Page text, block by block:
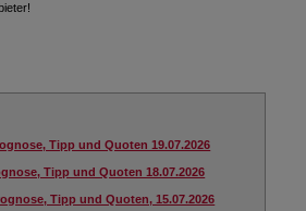
Tipp und Quoten 19.07.2026
Tipp und Quoten 18.07.2026
Tipp und Quoten, 15.07.2026